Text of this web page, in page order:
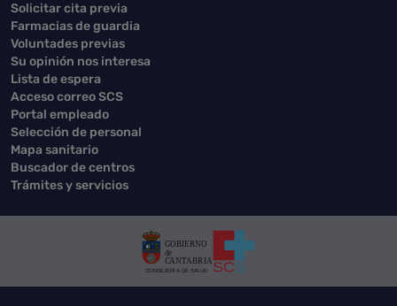
Solicitar cita previa
Farmacias de guardia
Voluntades previas
Su opinión nos interesa
Lista de espera
Acceso correo SCS
Portal empleado
Selección de personal
Mapa sanitario
Buscador de centros
Trámites y servicios